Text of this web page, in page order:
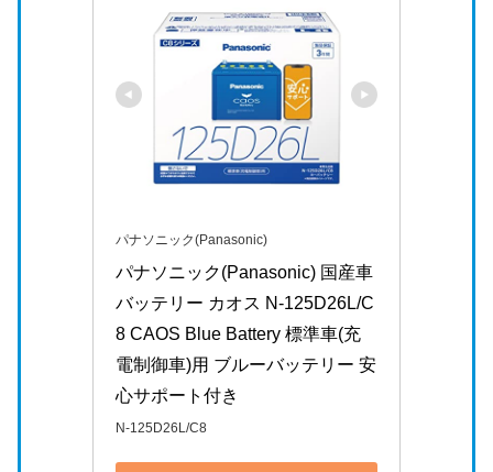
パナソニック(Panasonic)
パナソニック(Panasonic) 国産車
バッテリー カオス N-125D26L/C
8 CAOS Blue Battery 標準車(充
電制御車)用 ブルーバッテリー 安
心サポート付き
N-125D26L/C8